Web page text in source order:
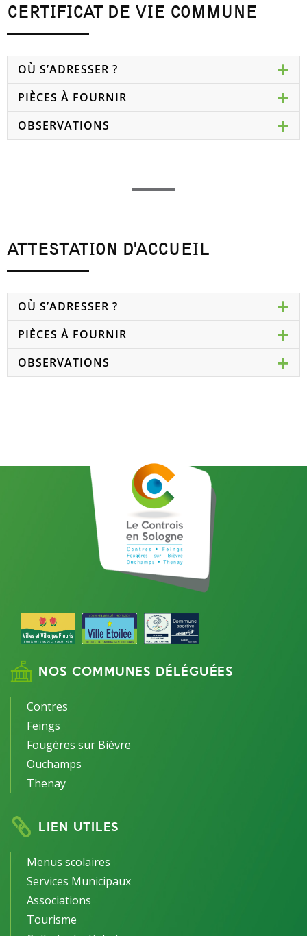
CERTIFICAT DE VIE COMMUNE
OÙ S’ADRESSER ?
PIÈCES À FOURNIR
OBSERVATIONS
ATTESTATION D'ACCUEIL
OÙ S’ADRESSER ?
PIÈCES À FOURNIR
OBSERVATIONS
NOS COMMUNES DÉLÉGUÉES
Contres
Feings
Fougères sur Bièvre
Ouchamps
Thenay
LIEN UTILES
Menus scolaires
Services Municipaux
Associations
Tourisme